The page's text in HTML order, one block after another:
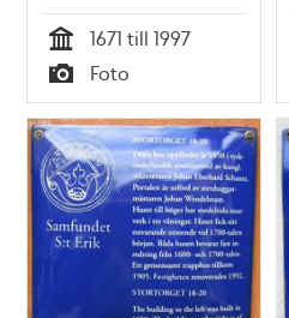
Tid
1671 till 1997
Typ
Foto